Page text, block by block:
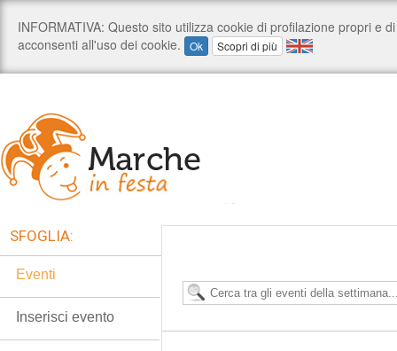
SFOGLIA:
Eventi
Inserisci evento